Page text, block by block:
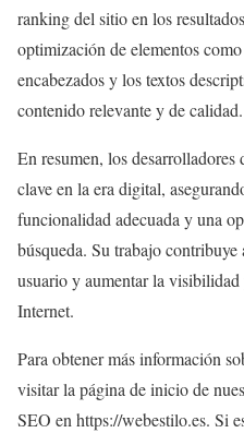
ranking del sitio en los
optimización de elementos
encabezados y los textos
contenido relevante y de calidad.
En resumen, los
clave en la era digital,
funcionalidad adecuada y una
búsqueda. Su trabajo
usuario y aumentar la
Internet.
Para obtener más información
visitar la página de inicio de
SEO en https://webestilo.es. Si